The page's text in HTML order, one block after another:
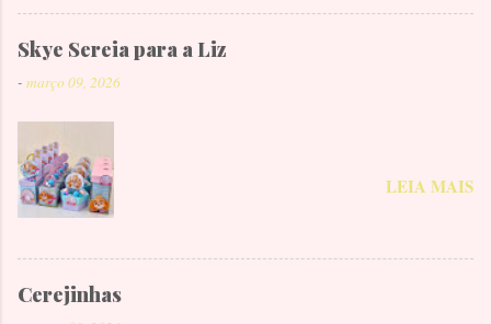
Skye Sereia para a Liz
- março 09, 2026
LEIA MAIS
Cerejinhas